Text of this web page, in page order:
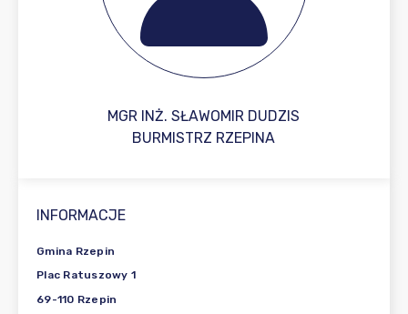
MGR INŻ. SŁAWOMIR DUDZIS
BURMISTRZ RZEPINA
INFORMACJE
Gmina Rzepin
Plac Ratuszowy 1
69-110 Rzepin